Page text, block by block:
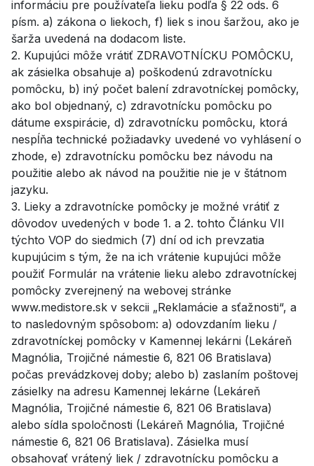
informáciu pre používateľa lieku podľa § 22 ods. 6
písm. a) zákona o liekoch, f) liek s inou šaržou, ako je
šarža uvedená na dodacom liste.
2. Kupujúci môže vrátiť ZDRAVOTNÍCKU POMÔCKU,
ak zásielka obsahuje a) poškodenú zdravotnícku
pomôcku, b) iný počet balení zdravotníckej pomôcky,
ako bol objednaný, c) zdravotnícku pomôcku po
dátume exspirácie, d) zdravotnícku pomôcku, ktorá
nespĺňa technické požiadavky uvedené vo vyhlásení o
zhode, e) zdravotnícku pomôcku bez návodu na
použitie alebo ak návod na použitie nie je v štátnom
jazyku.
3. Lieky a zdravotnícke pomôcky je možné vrátiť z
dôvodov uvedených v bode 1. a 2. tohto Článku VII
týchto VOP do siedmich (7) dní od ich prevzatia
kupujúcim s tým, že na ich vrátenie kupujúci môže
použiť Formulár na vrátenie lieku alebo zdravotníckej
pomôcky zverejnený na webovej stránke
www.medistore.sk v sekcii „Reklamácie a sťažnosti“, a
to nasledovným spôsobom: a) odovzdaním lieku /
zdravotníckej pomôcky v Kamennej lekárni (Lekáreň
Magnólia, Trojičné námestie 6, 821 06 Bratislava)
počas prevádzkovej doby; alebo b) zaslaním poštovej
zásielky na adresu Kamennej lekárne (Lekáreň
Magnólia, Trojičné námestie 6, 821 06 Bratislava)
alebo sídla spoločnosti (Lekáreň Magnólia, Trojičné
námestie 6, 821 06 Bratislava). Zásielka musí
obsahovať vrátený liek / zdravotnícku pomôcku a